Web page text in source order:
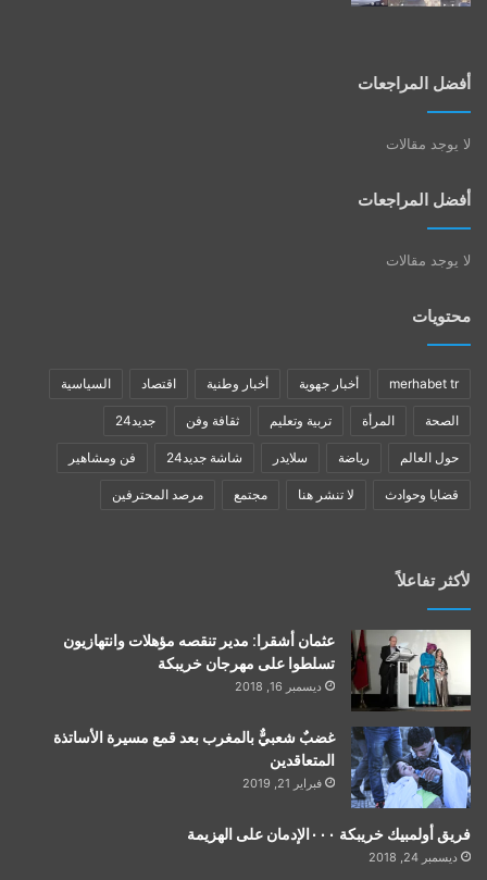
أفضل المراجعات
لا يوجد مقالات
أفضل المراجعات
لا يوجد مقالات
محتويات
merhabet tr أخبار جهوية أخبار وطنية اقتصاد السياسية
الصحة المرأة تربية وتعليم ثقافة وفن جديد24
حول العالم رياضة سلايدر شاشة جديد24 فن ومشاهير
قضايا وحوادث لا تنشر هنا مجتمع مرصد المحترفين
لأكثر تفاعلاً
عثمان أشقرا: مدير تنقصه مؤهلات وانتهازيون
تسلطوا على مهرجان خريبكة
ديسمبر 16, 2018
غضبٌ شعبيٌّ بالمغرب بعد قمع مسيرة الأساتذة
المتعاقدين
فبراير 21, 2019
فريق أولمبيك خريبكة ٠٠٠الإدمان على الهزيمة
ديسمبر 24, 2018